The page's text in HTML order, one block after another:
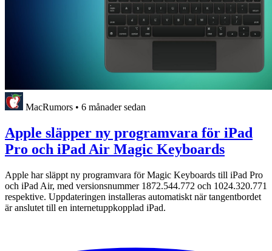
MacRumors • 6 månader sedan
Apple släpper ny programvara för iPad
Pro och iPad Air Magic Keyboards
Apple har släppt ny programvara för Magic Keyboards till iPad Pro
och iPad Air, med versionsnummer 1872.544.772 och 1024.320.771
respektive. Uppdateringen installeras automatiskt när tangentbordet
är anslutet till en internetuppkopplad iPad.